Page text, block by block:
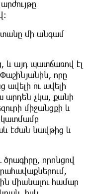
մի անգամ
և այդ պատճառով էլ
որը
ավելի ու ավելի
արդեն չկա, քանի
միջանցքի և
էժան նավթից և
որոնցով
միանալու համար